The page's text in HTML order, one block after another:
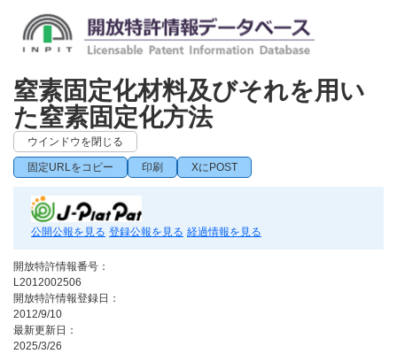
窒素固定化材料及びそれを用い
た窒素固定化方法
ウインドウを閉じる
固定URLをコピー 印刷 XにPOST
公開公報を見る 登録公報を見る 経過情報を見る
開放特許情報番号：
L2012002506
開放特許情報登録日：
2012/9/10
最新更新日：
2025/3/26